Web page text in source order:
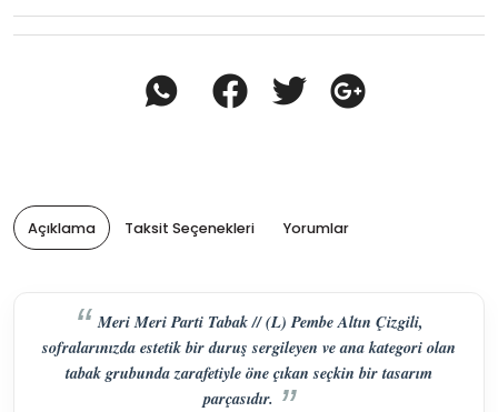
Açıklama Taksit Seçenekleri Yorumlar
Meri Meri Parti Tabak // (L) Pembe Altın Çizgili,
sofralarınızda estetik bir duruş sergileyen ve ana kategori olan
tabak grubunda zarafetiyle öne çıkan seçkin bir tasarım
parçasıdır.